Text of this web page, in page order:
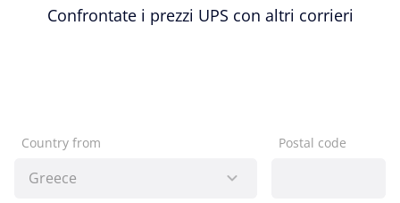
Confrontate i prezzi UPS con altri corrieri
Country from Postal code